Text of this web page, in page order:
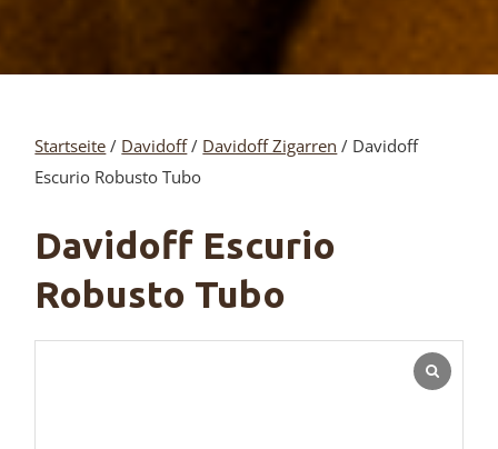
Startseite / Davidoff/ Davidoff Zigarren / Davidoff
Escurio Robusto Tubo
Davidoff Escurio
Robusto Tubo